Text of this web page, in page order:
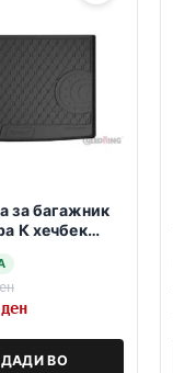
за багажник
К хечбек
ден
ВО